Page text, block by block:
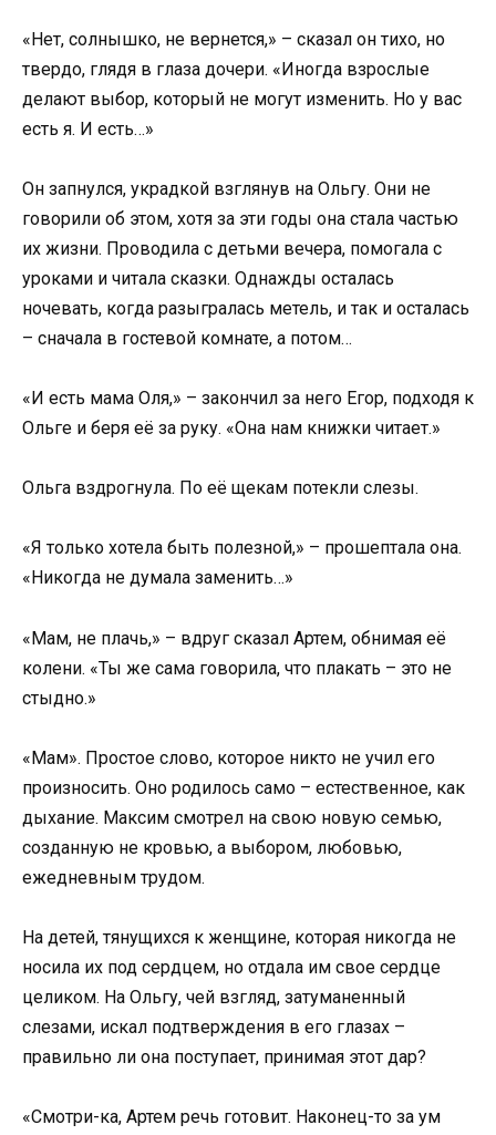
«Нет, солнышко, не вернется,» – сказал он тихо, но
твердо, глядя в глаза дочери. «Иногда взрослые
делают выбор, который не могут изменить. Но у вас
есть я. И есть…»
Он запнулся, украдкой взглянув на Ольгу. Они не
говорили об этом, хотя за эти годы она стала частью
их жизни. Проводила с детьми вечера, помогала с
уроками и читала сказки. Однажды осталась
ночевать, когда разыгралась метель, и так и осталась
– сначала в гостевой комнате, а потом…
«И есть мама Оля,» – закончил за него Егор, подходя к
Ольге и беря её за руку. «Она нам книжки читает.»
Ольга вздрогнула. По её щекам потекли слезы.
«Я только хотела быть полезной,» – прошептала она.
«Никогда не думала заменить…»
«Мам, не плачь,» – вдруг сказал Артем, обнимая её
колени. «Ты же сама говорила, что плакать – это не
стыдно.»
«Мам». Простое слово, которое никто не учил его
произносить. Оно родилось само – естественное, как
дыхание. Максим смотрел на свою новую семью,
созданную не кровью, а выбором, любовью,
ежедневным трудом.
На детей, тянущихся к женщине, которая никогда не
носила их под сердцем, но отдала им свое сердце
целиком. На Ольгу, чей взгляд, затуманенный
слезами, искал подтверждения в его глазах –
правильно ли она поступает, принимая этот дар?
«Смотри-ка, Артем речь готовит. Наконец-то за ум